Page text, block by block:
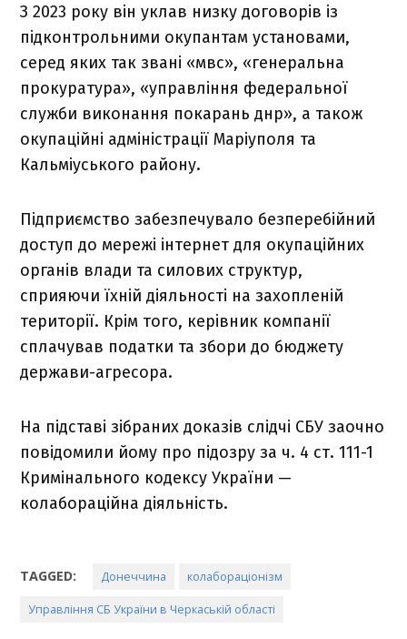
З 2023 року він уклав низку договорів із
підконтрольними окупантам установами,
серед яких так звані «мвс», «генеральна
прокуратура», «управління федеральної
служби виконання покарань днр», а також
окупаційні адміністрації Маріуполя та
Кальміуського району.
Підприємство забезпечувало безперебійний
доступ до мережі інтернет для окупаційних
органів влади та силових структур,
сприяючи їхній діяльності на захопленій
території. Крім того, керівник компанії
сплачував податки та збори до бюджету
держави-агресора.
На підставі зібраних доказів слідчі СБУ заочно
повідомили йому про підозру за ч. 4 ст. 111-1
Кримінального кодексу України —
колабораційна діяльність.
TAGGED: Донеччина колабораціонізм
Управління СБ України в Черкаській області